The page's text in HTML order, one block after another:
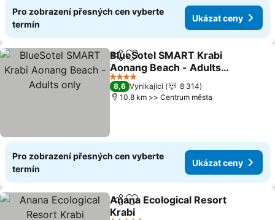
Pro zobrazení přesných cen vyberte
termín
Ukázat ceny
SdíletPřidat na seznam oblíbených
BlueSotel SMART Krabi
Aonang Beach - Adults
only
4 Počet hvězdiček
8,6 Vynikající
8 314
10.8 km >> Centrum města
Pro zobrazení přesných cen vyberte
termín
Ukázat ceny
SdíletPřidat na seznam oblíbených
Anana Ecological Resort
Krabi